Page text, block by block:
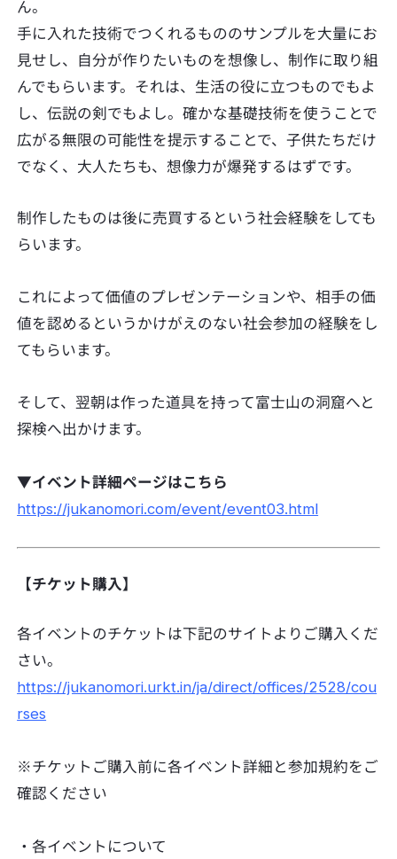
ん。
手に入れた技術でつくれるもののサンプルを大量にお
見せし、自分が作りたいものを想像し、制作に取り組
んでもらいます。それは、生活の役に立つものでもよ
し、伝説の剣でもよし。確かな基礎技術を使うことで
広がる無限の可能性を提示することで、子供たちだけ
でなく、大人たちも、想像力が爆発するはずです。
制作したものは後に売買するという社会経験をしても
らいます。
これによって価値のプレゼンテーションや、相手の価
値を認めるというかけがえのない社会参加の経験をし
てもらいます。
そして、翌朝は作った道具を持って富士山の洞窟へと
探検へ出かけます。
▼イベント詳細ページはこちら
https://jukanomori.com/event/event03.html
【チケット購入】
各イベントのチケットは下記のサイトよりご購入くだ
さい。
https://jukanomori.urkt.in/ja/direct/offices/2528/cou
rses
※チケットご購入前に各イベント詳細と参加規約をご
確認ください
・各イベントについて